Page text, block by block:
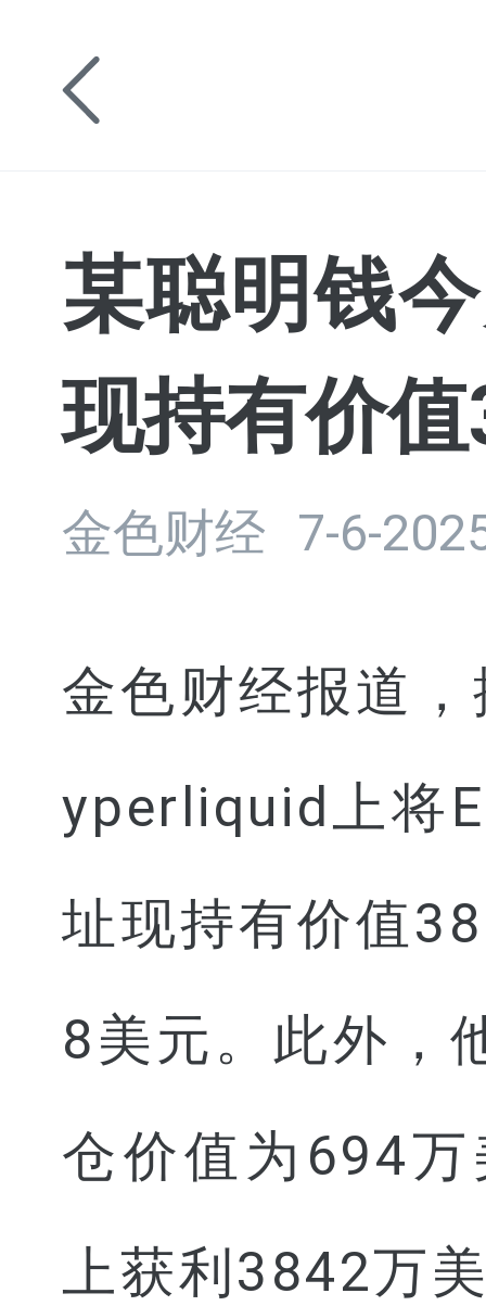
某聪明钱
现持有价
金色财经 7-6-
金色财经报道
yperliquid上将
址现持有价值
8美元。此外，
仓价值为694
上获利3842万